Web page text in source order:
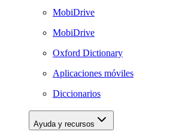
MobiDrive
MobiDrive
Oxford Dictionary
Aplicaciones móviles
Diccionarios
Ayuda y recursos